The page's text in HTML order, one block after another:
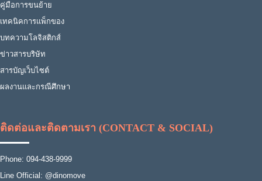
คู่มือการขนย้าย
เทคนิคการแพ็กของ
บทความโลจิสติกส์
ข่าวสารบริษัท
สารบัญเว็บไซต์
ผลงานและกรณีศึกษา
ติดต่อและติดตามเรา (CONTACT & SOCIAL)
Phone: 094-438-9999
Line Official: @dinomove